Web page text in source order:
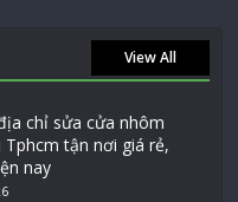
View All
chỉ sửa cửa nhôm
Tphcm tận nơi giá rẻ,
nay